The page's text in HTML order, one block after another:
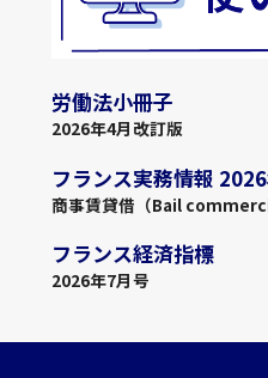
労働法小冊子
2026年4月改訂版
フランス実務情報
商事賃貸借（Bail
フランス経済指標
2026年7月号